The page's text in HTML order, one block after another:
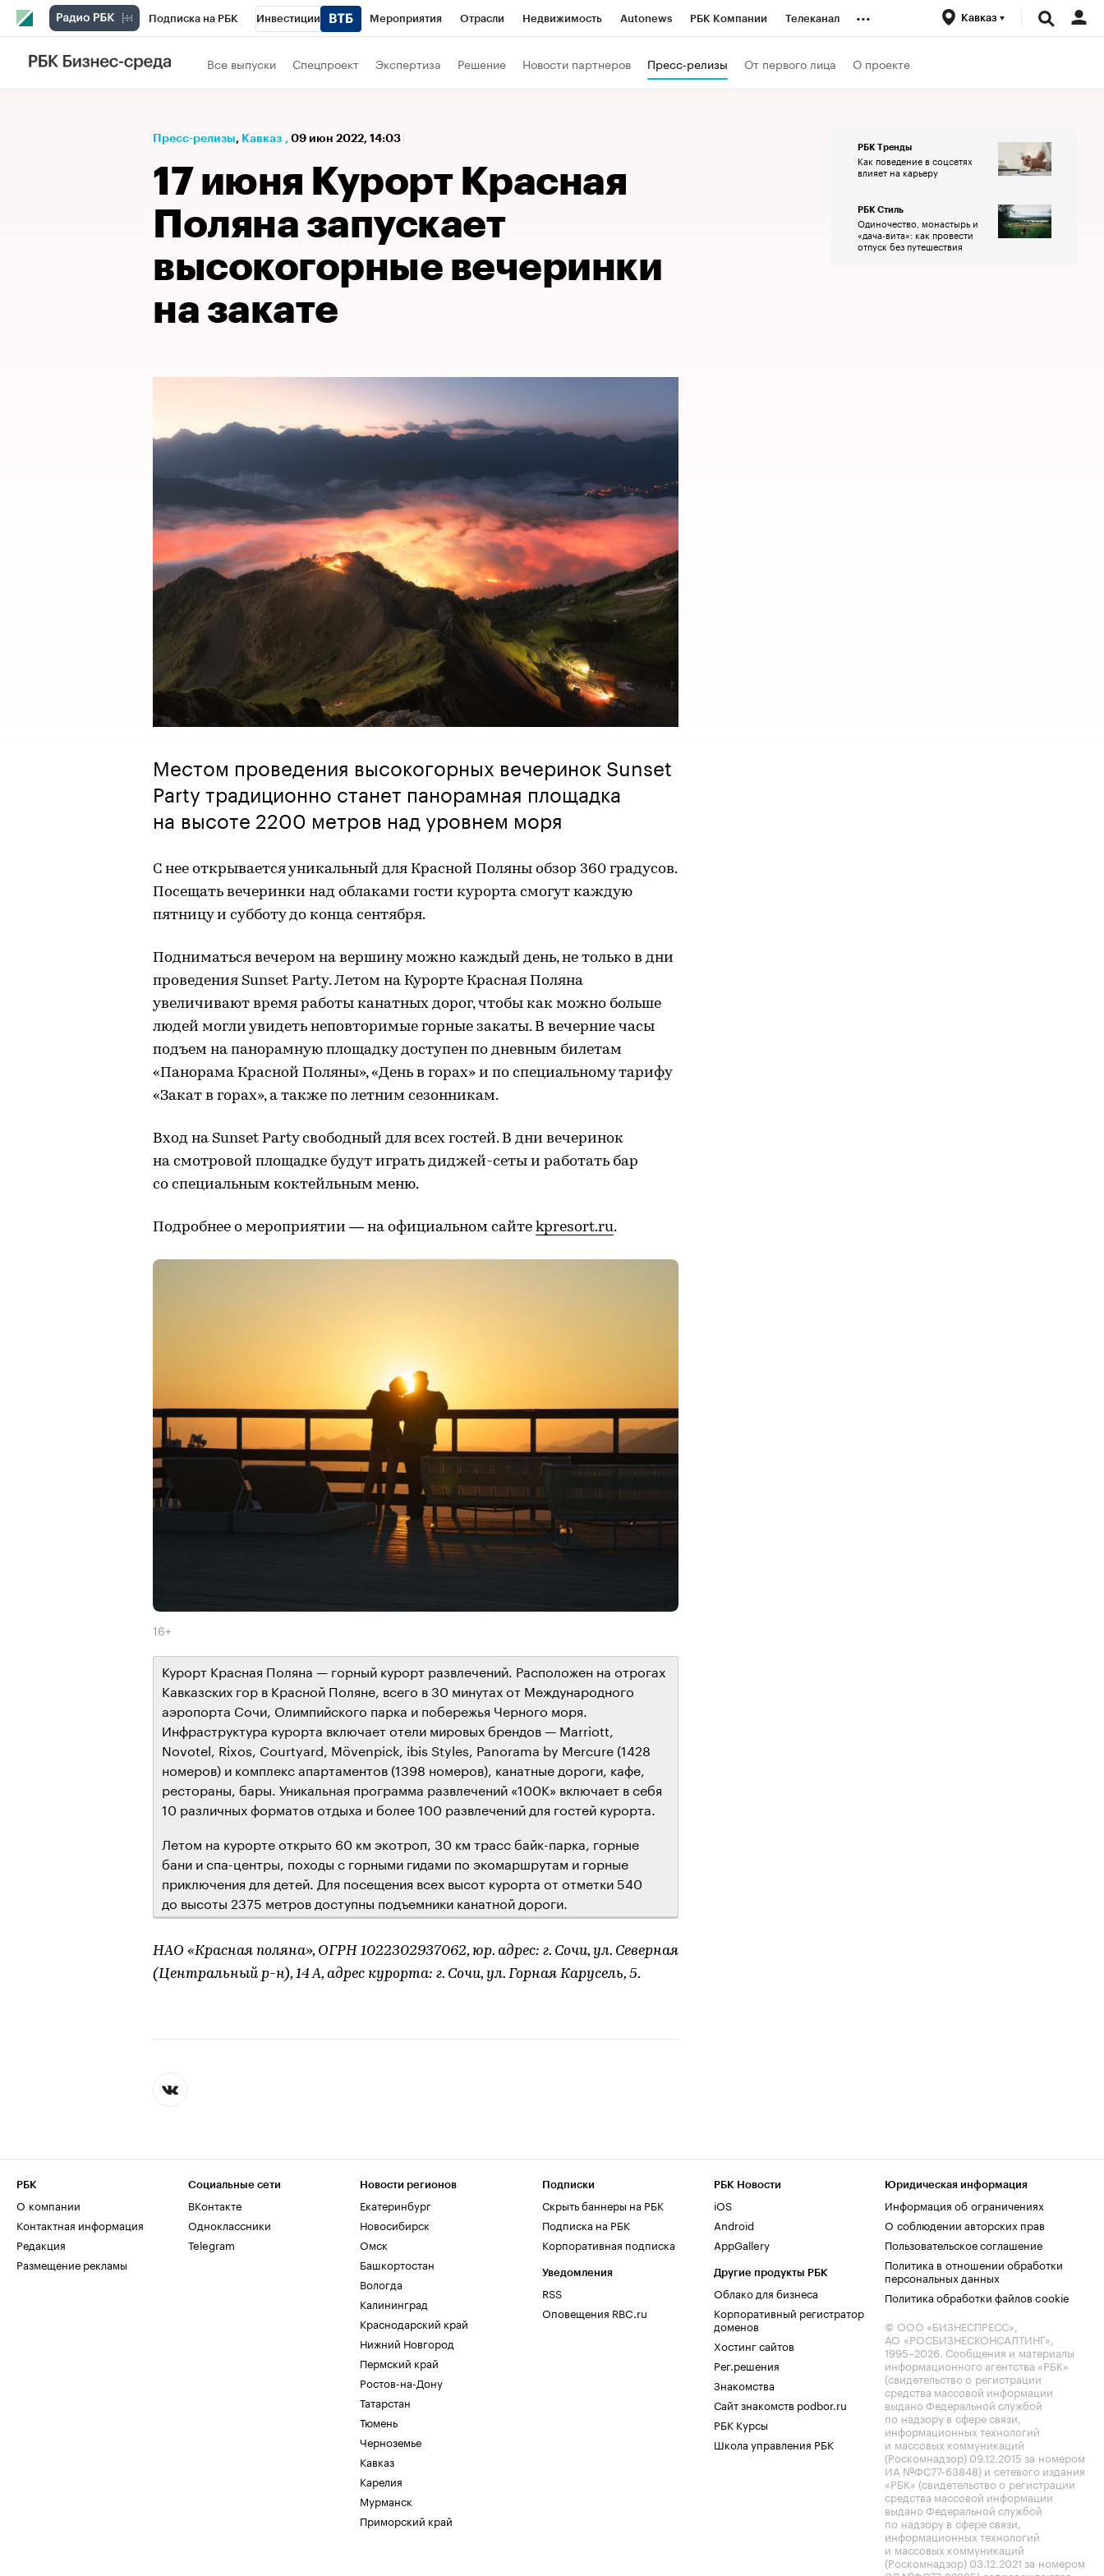
Подписка на РБК Инвестиции Мероприятия Отрасли Недвижимость Autonews РБК Компании Телеканал
РБК Вино
Проверка контрагентов Политика Бизнес
... Кавказ
Все выпуски Спецпроект Экспертиза Решение Новости партнеров Пресс-релизы От первого лица О проекте
Пресс-релизы⁠, Кавказ , 09 июн 2022, 14:03
17 июня Курорт Красная
Поляна запускает
высокогорные вечеринки
на закате
Местом проведения высокогорных вечеринок Sunset
Party традиционно станет панорамная площадка
на высоте 2200 метров над уровнем моря
С нее открывается уникальный для Красной Поляны обзор 360 градусов.
Посещать вечеринки над облаками гости курорта смогут каждую
пятницу и субботу до конца сентября.
Подниматься вечером на вершину можно каждый день, не только в дни
проведения Sunset Party. Летом на Курорте Красная Поляна
увеличивают время работы канатных дорог, чтобы как можно больше
людей могли увидеть неповторимые горные закаты. В вечерние часы
подъем на панорамную площадку доступен по дневным билетам
«Панорама Красной Поляны», «День в горах» и по специальному тарифу
«Закат в горах», а также по летним сезонникам.
Вход на Sunset Party свободный для всех гостей. В дни вечеринок
на смотровой площадке будут играть диджей-сеты и работать бар
со специальным коктейльным меню.
Подробнее о мероприятии — на официальном сайте kpresort.ru.
16+
Курорт Красная Поляна — горный курорт развлечений. Расположен на отрогах
Кавказских гор в Красной Поляне, всего в 30 минутах от Международного
аэропорта Сочи, Олимпийского парка и побережья Черного моря.
Инфраструктура курорта включает отели мировых брендов — Marriott,
Novotel, Rixos, Courtyard, Mövenpick, ibis Styles, Panorama by Mercure (1428
номеров) и комплекс апартаментов (1398 номеров), канатные дороги, кафе,
рестораны, бары. Уникальная программа развлечений «100К» включает в себя
10 различных форматов отдыха и более 100 развлечений для гостей курорта.
Летом на курорте открыто 60 км экотроп, 30 км трасс байк-парка, горные
бани и спа-центры, походы с горными гидами по экомаршрутам и горные
приключения для детей. Для посещения всех высот курорта от отметки 540
до высоты 2375 метров доступны подъемники канатной дороги.
НАО «Красная поляна», ОГРН 1022302937062, юр. адрес: г. Сочи, ул. Северная
(Центральный р-н), 14 А, адрес курорта: г. Сочи, ул. Горная Карусель, 5.
РБК Тренды
Как поведение в соцсетях
влияет на карьеру
РБК Стиль
Одиночество, монастырь и
«дача-вита»: как провести
отпуск без путешествия
РБК
О компании
Контактная информация
Редакция
Размещение рекламы
Социальные сети
ВКонтакте
Одноклассники
Telegram
Новости регионов
Екатеринбург
Новосибирск
Омск
Башкортостан
Вологда
Калининград
Краснодарский край
Нижний Новгород
Пермский край
Ростов-на-Дону
Татарстан
Тюмень
Черноземье
Кавказ
Карелия
Мурманск
Приморский край
Подписки
Скрыть баннеры на РБК
Подписка на РБК
Корпоративная подписка
Уведомления
RSS
Оповещения RBC.ru
РБК Новости
iOS
Android
AppGallery
Другие продукты РБК
Облако для бизнеса
Корпоративный регистратор
доменов
Хостинг сайтов
Рег.решения
Знакомства
Сайт знакомств podbor.ru
РБК Курсы
Школа управления РБК
Юридическая информация
Информация об ограничениях
О соблюдении авторских прав
Пользовательское соглашение
Политика в отношении обработки
персональных данных
Политика обработки файлов cookie
© ООО «БИЗНЕСПРЕСС»,
АО «РОСБИЗНЕСКОНСАЛТИНГ»,
1995–2026. Сообщения и материалы
информационного агентства «РБК»
(свидетельство о регистрации
средства массовой информации
выдано Федеральной службой
по надзору в сфере связи,
информационных технологий
и массовых коммуникаций
(Роскомнадзор) 09.12.2015 за номером
ИА №ФС77-63848) и сетевого издания
«РБК» (свидетельство о регистрации
средства массовой информации
выдано Федеральной службой
по надзору в сфере связи,
информационных технологий
и массовых коммуникаций
(Роскомнадзор) 03.12.2021 за номером